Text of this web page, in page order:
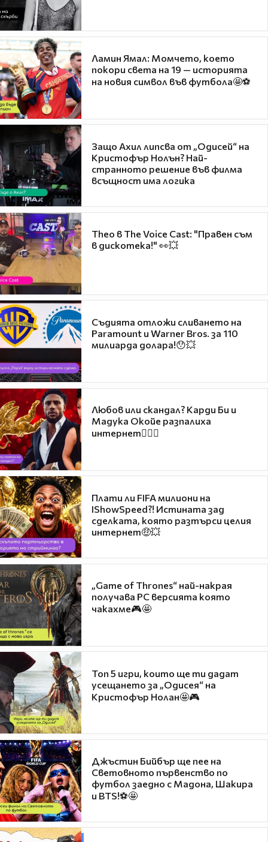
Ламин Ямал: Момчето, което
покори света на 19 — историята
на новия символ във футбола🤩⚽
Защо Ахил липсва от „Одисей“ на
Кристофър Нолън? Най-
странното решение във филма
всъщност има логика
Theo в The Voice Cast: "Правен съм
в дискотека!" 👀💥
Съдията отложи сливането на
Paramount и Warner Bros. за 110
милиарда долара!😯💥
Любов или скандал? Карди Би и
Мадука Окойе разпалиха
интернет❤️‍🔥🔥
Плати ли FIFA милиони на
IShowSpeed?! Истината зад
сделката, която разтърси целия
интернет🤑💥
„Game of Thrones“ най-накрая
получава PC версията която
чакахме🎮🤩
Топ 5 игри, които ще ти дадат
усещането за „Одисея“ на
Кристофър Нолан🤩🎮
Джъстин Бийбър ще пее на
Световното първенство по
футбол заедно с Мадона, Шакира
и BTS!⚽🤩